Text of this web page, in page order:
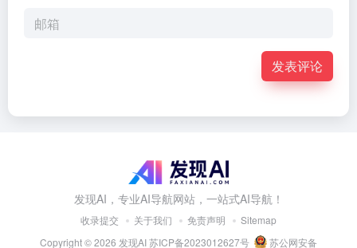
发表评论
发现AI，专业AI导航网站，一站式AI导航！
收录提交 关于我们 免责声明
Sitemap
Copyright © 2026 发现AI苏ICP备2023012627号 苏公网安备